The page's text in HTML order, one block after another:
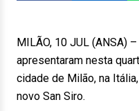
MILÃO, 10 JUL (ANSA)
apresentaram nesta
cidade de Milão, na
novo San Siro.